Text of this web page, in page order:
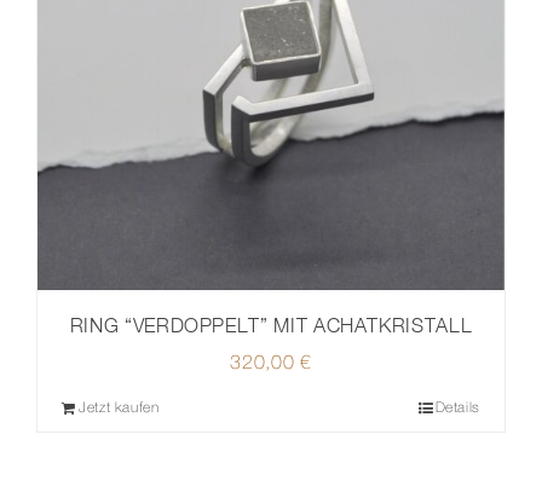
RING “VERDOPPELT” MIT ACHATKRISTALL
320,00 €
Jetzt kaufen Details